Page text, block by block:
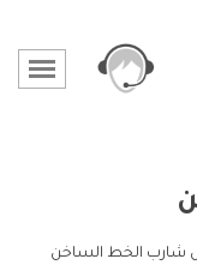
شارب الخط الساخن